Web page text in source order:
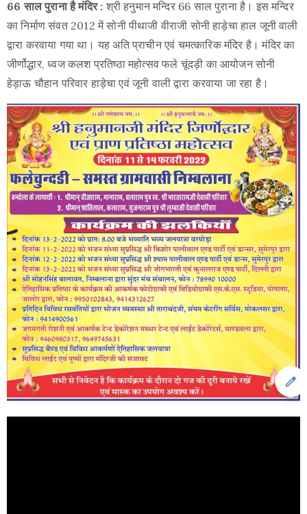
66 साल पुराना है मंदिर : श्री हनुमान मन्दिर 66 साल पुराना है। इस मन्दिर
का निर्माण संवत 2012 में सोनी पीथाजी वीराजी सोनी हाड़ेचा हाल जूनी वाली
द्वारा करवाया गया था। यह अति प्राचीन एवं चमत्कारिक मंदिर है। मंदिर का
जीर्णोद्धार, ध्वज कलश प्रतिष्ठा महोत्सव फले चूंदड़ी का आयोजन सोनी
हेड़ाऊ चौहान परिवार हाड़ेचा एवं जूनी वाली द्वारा करवाया जा रहा है।